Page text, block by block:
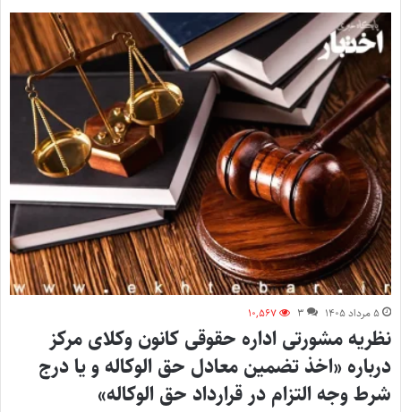
۵ مرداد ۱۴۰۵ ۳ ۱۰,۵۶۷
نظریه مشورتی اداره حقوقی کانون وکلای مرکز
درباره «اخذ تضمین معادل حق الوکاله و یا درج
شرط وجه التزام در قرارداد حق الوکاله»